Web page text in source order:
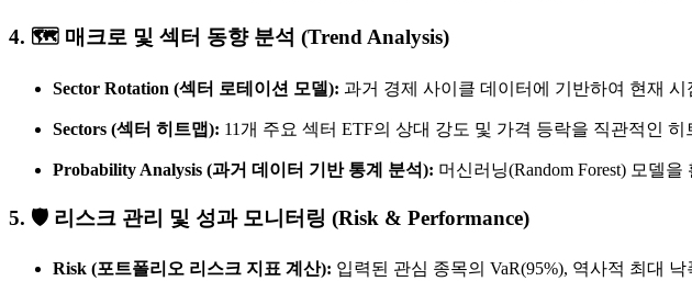
4. 🗺️ 매크로 및 섹터 동향 분석 (Trend Analysis)
Sector Rotation (섹터 로테이션 모델): 과거 경제 사이클 데이터에 기반하여 현재
Sectors (섹터 히트맵): 11개 주요 섹터 ETF의 상대 강도 및 가격 등락을 직관적인
Probability Analysis (과거 데이터 기반 통계 분석): 머신러닝(Random Forest) 모델
5. 🛡️ 리스크 관리 및 성과 모니터링 (Risk & Performance)
Risk (포트폴리오 리스크 지표 계산): 입력된 관심 종목의 VaR(95%), 역사적 최대